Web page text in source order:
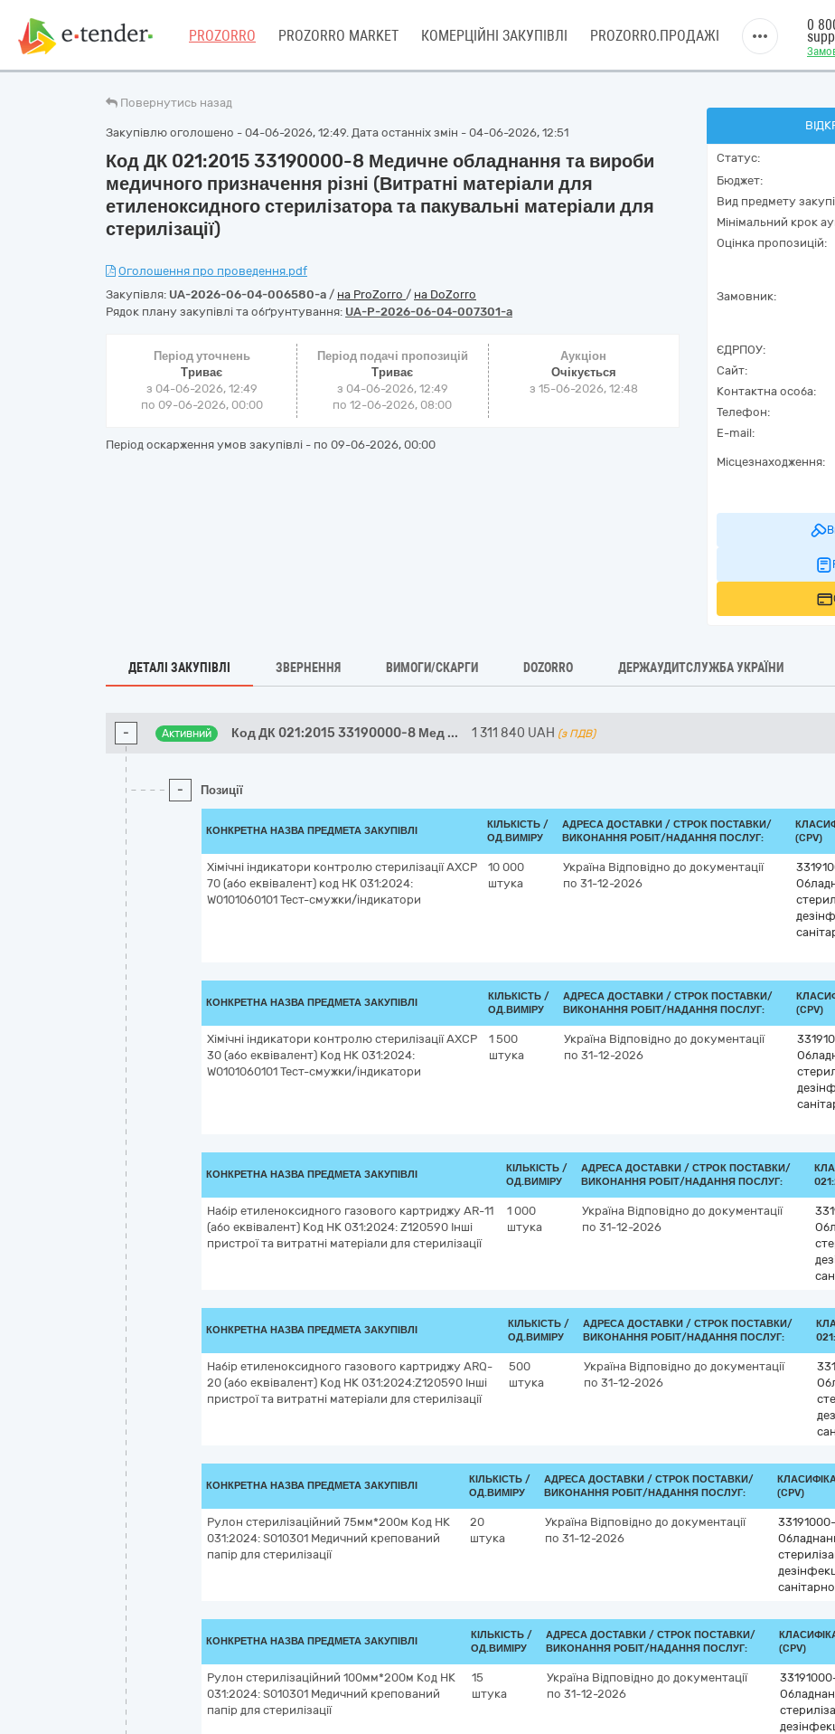
PROZORRO PROZORRO MARKET КОМЕРЦІЙНІ ЗАКУПІВЛІ PROZORRO.ПРОДАЖІ
0
Повернутись назад
Закупівлю оголошено - 04-06-2026, 12:49. Дата останніх змін - 04-06-2026, 12:51
Код ДК 021:2015 33190000-8 Медичне обладнання та вироби
медичного призначення різні (Витратні матеріали для
етиленоксидного стерилізатора та пакувальні матеріали для
стерилізації)
Оголошення про проведення.pdf
Закупівля: UA-2026-06-04-006580-a / на ProZorro / на DoZorro
Рядок плану закупівлі та обґрунтування: UA-P-2026-06-04-007301-a
Період уточнень
Триває
з 04-06-2026, 12:49
по 09-06-2026, 00:00
Період подачі пропозицій
Триває
з 04-06-2026, 12:49
по 12-06-2026, 08:00
Аукціон
Очікується
з 15-06-2026, 12:48
Період оскарження умов закупівлі - по 09-06-2026, 00:00
Статус:
Бюджет:
Вид предмету
Мінімальний крок
Оцінка пропозицій:
Замовник:
ЄДРПОУ:
Сайт:
Контактна особа:
Телефон:
E-mail:
Місцезнаходження:
ДЕТАЛІ ЗАКУПІВЛІ ЗВЕРНЕННЯ ВИМОГИ/СКАРГИ DOZORRO ДЕРЖАУДИТСЛУЖБА УКРАЇНИ
- Активний Код ДК 021:2015 33190000-8 Мед ... 1 311 840 UAH (з ПДВ)
- Позиції
КОНКРЕТНА НАЗВА ПРЕДМЕТА ЗАКУПІВЛІ
КІЛЬКІСТЬ /
ОД.ВИМІРУ
АДРЕСА ДОСТАВКИ / СТРОК ПОСТАВКИ/
ВИКОНАННЯ РОБІТ/НАДАННЯ ПОСЛУГ:
(CPV)
Хімічні індикатори контролю стерилізації AХCP
70 (або еквівалент) код НК 031:2024:
W0101060101 Тест-смужки/індикатори
10 000
штука
Україна Відповідно до документації
по 31-12-2026
КОНКРЕТНА НАЗВА ПРЕДМЕТА ЗАКУПІВЛІ
КІЛЬКІСТЬ /
ОД.ВИМІРУ
АДРЕСА ДОСТАВКИ / СТРОК ПОСТАВКИ/
ВИКОНАННЯ РОБІТ/НАДАННЯ ПОСЛУГ:
(CPV)
Хімічні індикатори контролю стерилізації AХCP
30 (або еквівалент) Код НК 031:2024:
W0101060101 Тест-смужки/індикатори
1 500
штука
Україна Відповідно до документації
по 31-12-2026
КОНКРЕТНА НАЗВА ПРЕДМЕТА ЗАКУПІВЛІ
КІЛЬКІСТЬ /
ОД.ВИМІРУ
АДРЕСА ДОСТАВКИ / СТРОК ПОСТАВКИ/
ВИКОНАННЯ РОБІТ/НАДАННЯ ПОСЛУГ:
Набір етиленоксидного газового картриджу AR-11
(або еквівалент) Код НК 031:2024: Z120590 Інші
пристрої та витратні матеріали для стерилізації
1 000
штука
Україна Відповідно до документації
по 31-12-2026
КОНКРЕТНА НАЗВА ПРЕДМЕТА ЗАКУПІВЛІ
КІЛЬКІСТЬ /
ОД.ВИМІРУ
АДРЕСА ДОСТАВКИ / СТРОК ПОСТАВКИ/
ВИКОНАННЯ РОБІТ/НАДАННЯ ПОСЛУГ:
Набір етиленоксидного газового картриджу ARQ-
20 (або еквівалент) Код НК 031:2024:Z120590 Інші
пристрої та витратні матеріали для стерилізації
500
штука
Україна Відповідно до документації
по 31-12-2026
КОНКРЕТНА НАЗВА ПРЕДМЕТА ЗАКУПІВЛІ
КІЛЬКІСТЬ /
ОД.ВИМІРУ
АДРЕСА ДОСТАВКИ / СТРОК ПОСТАВКИ/
ВИКОНАННЯ РОБІТ/НАДАННЯ ПОСЛУГ:
(CPV)
Рулон стерилізаційний 75мм*200м Код НК
031:2024: S010301 Медичний крепований
папір для стерилізації
20
штука
Україна Відповідно до документації
по 31-12-2026
КОНКРЕТНА НАЗВА ПРЕДМЕТА ЗАКУПІВЛІ
КІЛЬКІСТЬ /
ОД.ВИМІРУ
АДРЕСА ДОСТАВКИ / СТРОК ПОСТАВКИ/
ВИКОНАННЯ РОБІТ/НАДАННЯ ПОСЛУГ:
(CPV)
Рулон стерилізаційний 100мм*200м Код НК
031:2024: S010301 Медичний крепований
папір для стерилізації
15
штука
Україна Відповідно до документації
по 31-12-2026